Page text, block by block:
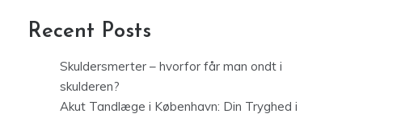
Recent Posts
Skuldersmerter – hvorfor får man ondt i
skulderen?
Akut Tandlæge i København: Din Tryghed i